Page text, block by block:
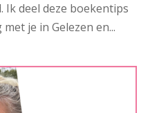
Ik deel deze boekentips
je in Gelezen en...